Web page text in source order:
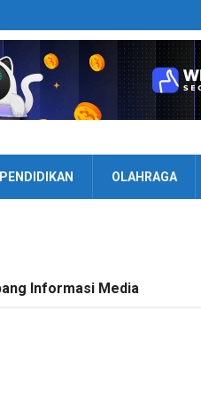
PENDIDIKAN OLAHRAGA
Informasi Media